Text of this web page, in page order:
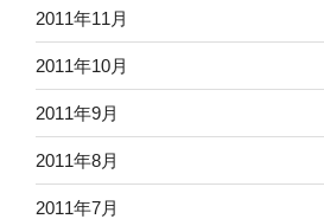
2011年11月
2011年10月
2011年9月
2011年8月
2011年7月